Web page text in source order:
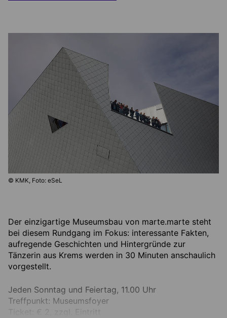
© KMK, Foto: eSeL
Der einzigartige Museumsbau von marte.marte steht
bei diesem Rundgang im Fokus: interessante Fakten,
aufregende Geschichten und Hintergründe zur
Tänzerin aus Krems werden in 30 Minuten anschaulich
vorgestellt.
Jeden Sonntag und Feiertag, 11.00 Uhr
Treffpunkt: Museumsfoyer
Ticket: € 2, zzgl. Eintritt